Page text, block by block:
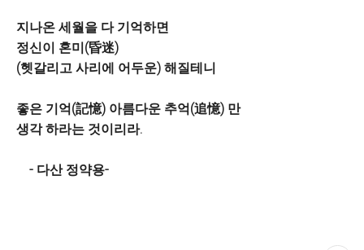
지나온 세월을 다 기억하면
정신이 혼미(昏迷)
(헷갈리고 사리에 어두운) 해질테니
좋은 기억(記憶) 아름다운 추억(追憶) 만
생각 하라는 것이리라.
- 다산 정약용-